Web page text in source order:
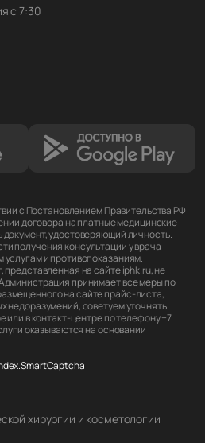
с 7:30
с Постановлением Правительства РФ
договора на платные медицинские
удостоверяющий личность.
получения консультации у врача
и противопоказаниям.
на сайте iphk.ru, не
принимает все меры по
на сайте прайс-листа,
недоразумений, советуем уточнять
или в контакт-центре по телефону +7
оказываются на основании
хирургии и косметологии